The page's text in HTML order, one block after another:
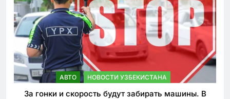
АВТО НОВОСТИ УЗБЕКИСТАНА
За гонки и скорость будут забирать машины. В